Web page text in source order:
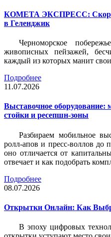
КОМЕТА ЭКСПРЕСС:
в Геленджик
Черноморское
живописных пейзажей,
каждый из которых манит
Подробнее
11.07.2026
Выставочное
стойки и ресепшн-зоны
Разбираем мобильное
ролл-апов и пресс-воллов до
оно отличается от
отвечает и как подобрать
Подробнее
08.07.2026
Открытки Онлайн: Как
В эпоху цифровых